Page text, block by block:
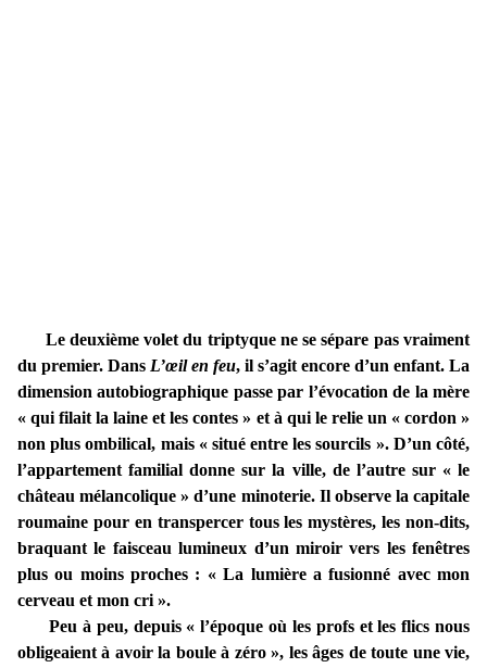
Le deuxième volet du triptyque ne se sépare pas vraiment
du premier. Dans L’œil en feu, il s’agit encore d’un enfant. La
dimension autobiographique passe par l’évocation de la mère
« qui filait la laine et les contes » et à qui le relie un « cordon »
non plus ombilical, mais « situé entre les sourcils ». D’un côté,
l’appartement familial donne sur la ville, de l’autre sur « le
château mélancolique » d’une minoterie. Il observe la capitale
roumaine pour en transpercer tous les mystères, les non-dits,
braquant le faisceau lumineux d’un miroir vers les fenêtres
plus ou moins proches : « La lumière a fusionné avec mon
cerveau et mon cri ».
Peu à peu, depuis « l’époque où les profs et les flics nous
obligeaient à avoir la boule à zéro », les âges de toute une vie,